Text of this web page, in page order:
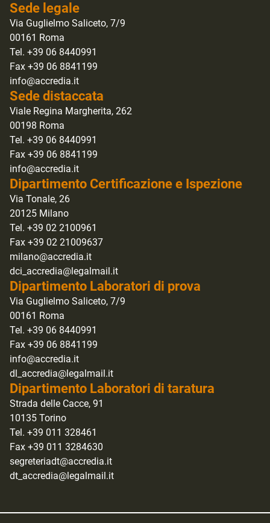
Sede legale
Via Guglielmo Saliceto, 7/9
00161 Roma
Tel. +39 06 8440991
Fax +39 06 8841199
info@accredia.it
Sede distaccata
Viale Regina Margherita, 262
00198 Roma
Tel. +39 06 8440991
Fax +39 06 8841199
info@accredia.it
Dipartimento Certificazione e Ispezione
Via Tonale, 26
20125 Milano
Tel. +39 02 2100961
Fax +39 02 21009637
milano@accredia.it
dci_accredia@legalmail.it
Dipartimento Laboratori di prova
Via Guglielmo Saliceto, 7/9
00161 Roma
Tel. +39 06 8440991
Fax +39 06 8841199
info@accredia.it
dl_accredia@legalmail.it
Dipartimento Laboratori di taratura
Strada delle Cacce, 91
10135 Torino
Tel. +39 011 328461
Fax +39 011 3284630
segreteriadt@accredia.it
dt_accredia@legalmail.it